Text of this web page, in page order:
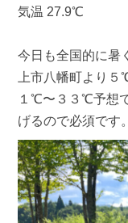
気温 27.9℃
今日も全国的に暑
上市八幡町より
１℃〜３３℃予想
げるので必須です。